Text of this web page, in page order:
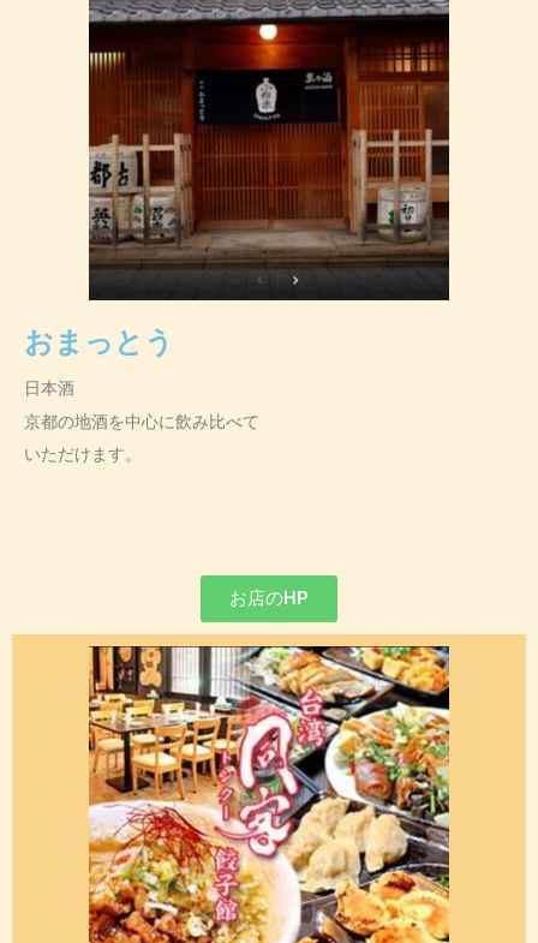
おまっとう
日本酒
京都の地酒を中心に飲み比べて
いただけます。
お店のHP